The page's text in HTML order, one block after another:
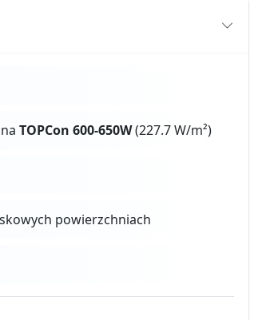
TOPCon 600-650W(227.7 W/m²)
powierzchniach